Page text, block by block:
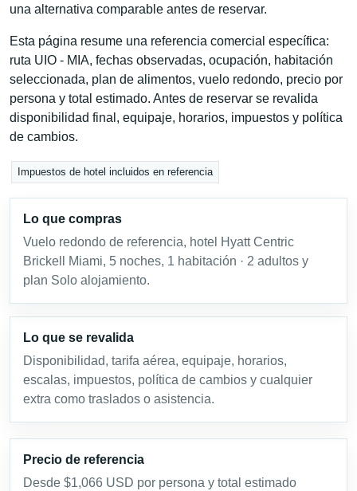
una alternativa comparable antes de reservar.
Esta página resume una referencia comercial específica:
ruta UIO - MIA, fechas observadas, ocupación, habitación
seleccionada, plan de alimentos, vuelo redondo, precio por
persona y total estimado. Antes de reservar se revalida
disponibilidad final, equipaje, horarios, impuestos y política
de cambios.
Impuestos de hotel incluidos en referencia
Lo que compras
Vuelo redondo de referencia, hotel Hyatt Centric
Brickell Miami, 5 noches, 1 habitación · 2 adultos y
plan Solo alojamiento.
Lo que se revalida
Disponibilidad, tarifa aérea, equipaje, horarios,
escalas, impuestos, política de cambios y cualquier
extra como traslados o asistencia.
Precio de referencia
Desde $1,066 USD por persona y total estimado